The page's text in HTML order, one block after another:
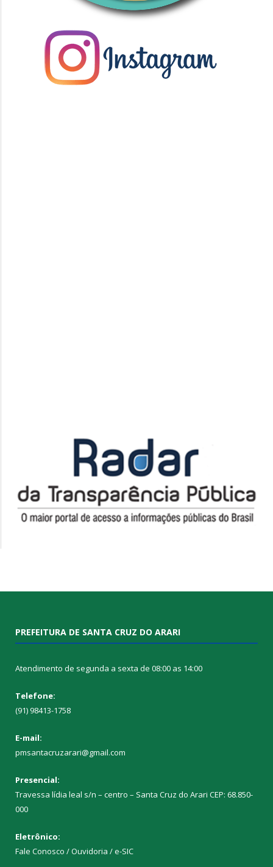
PREFEITURA DE SANTA CRUZ DO ARARI
Atendimento de segunda a sexta de 08:00 as 14:00
Telefone:
(91) 98413-1758
E-mail:
pmsantacruzarari@gmail.com
Presencial:
Travessa lídia leal s/n – centro – Santa Cruz do Arari CEP: 68.850-
000
Eletrônico:
Fale Conosco / Ouvidoria / e-SIC